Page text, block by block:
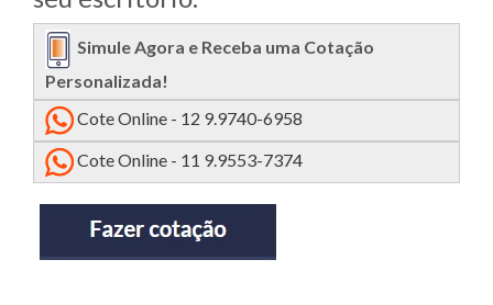
Simule Agora e Receba uma Cotação
Personalizada!
Cote Online - 12 9.9740-6958
Cote Online - 11 9.9553-7374